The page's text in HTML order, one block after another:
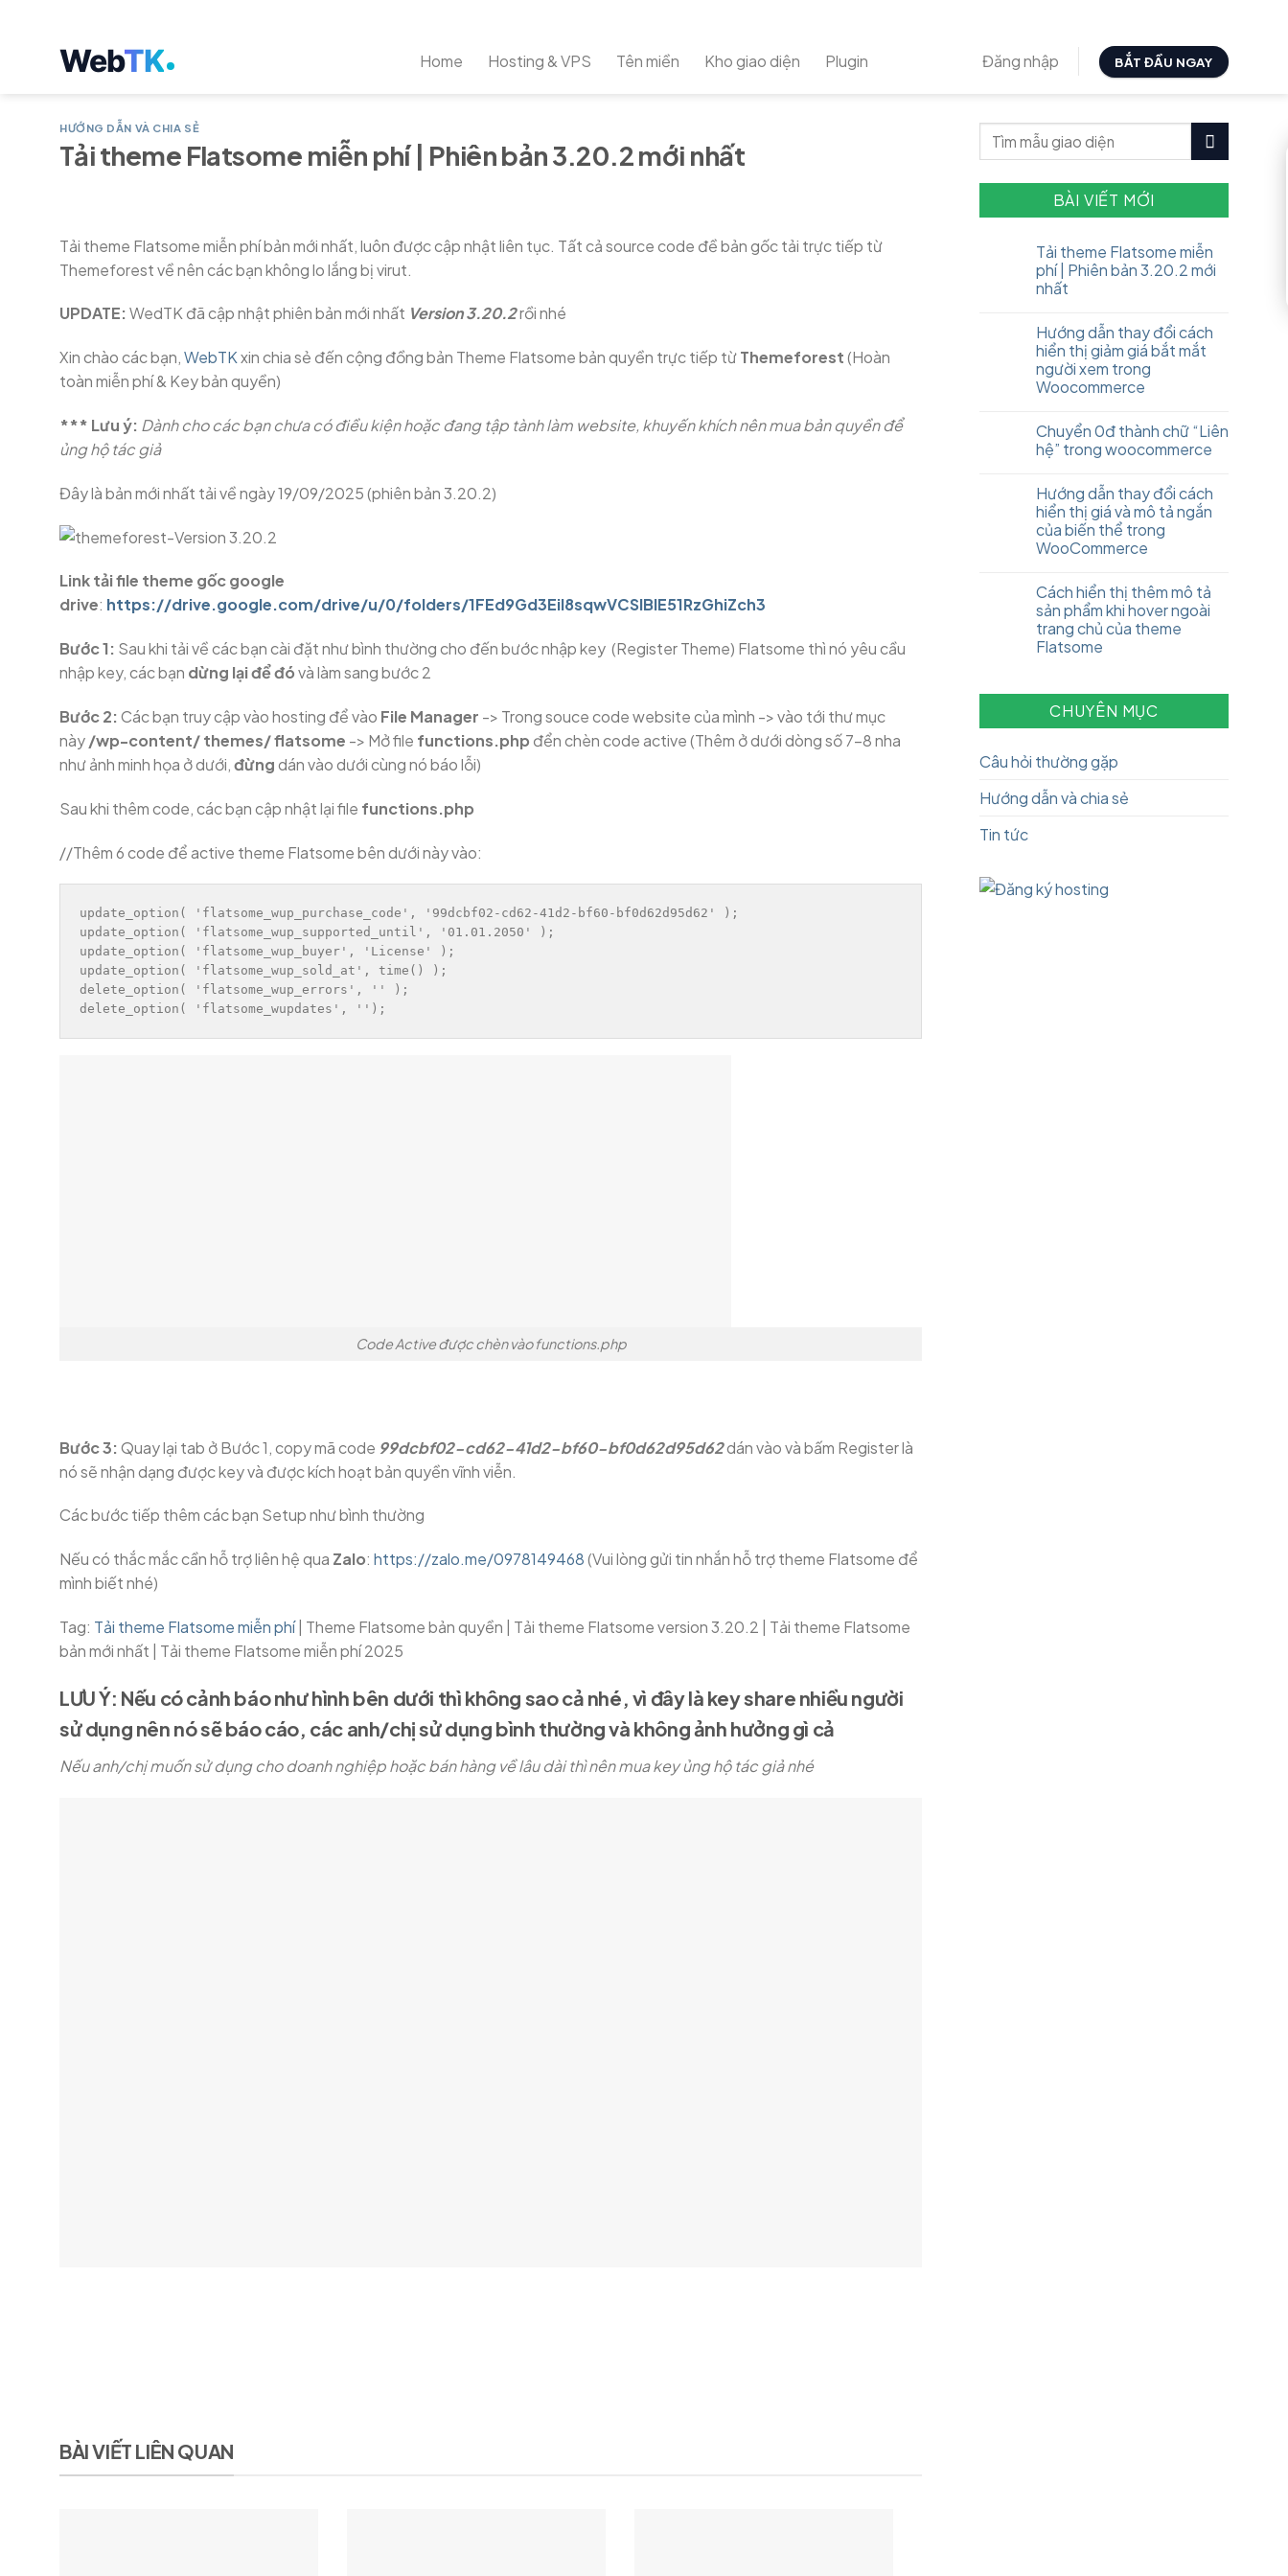
WebTK Home Hosting & VPS Tên miền Kho giao diện Plugin Đăng nhập BẮT ĐẦU NGAY
HƯỚNG DẪN VÀ CHIA SẺ
Tải theme Flatsome miễn phí | Phiên bản 3.20.2 mới nhất
Tải theme Flatsome miễn phí bản mới nhất, luôn được cập nhật liên tục. Tất cả source code đề bản gốc tải trực tiếp từ
Themeforest về nên các bạn không lo lắng bị virut.
UPDATE:WedTK đã cập nhật phiên bản mới nhất Version 3.20.2rồi nhé
Xin chào các bạn,WebTKxin chia sẻ đến cộng đồng bản Theme Flatsome bản quyền trực tiếp từThemeforest(Hoàn
toàn miễn phí & Key bản quyền)
*** Lưu ý: Dành cho các bạn chưa có điều kiện hoặc đang tập tành làm website, khuyến khích nên mua bản quyền để
ủng hộ tác giả
Đây là bản mới nhất tải về ngày 19/09/2025 (phiên bản 3.20.2)
Link tải file theme gốc google
drive: https://drive.google.com/drive/u/0/folders/1FEd9Gd3EiI8sqwVCSlBIE51RzGhiZch3
Bước 1: Sau khi tải về các bạn cài đặt như bình thường cho đến bước nhập key (Register Theme) Flatsome thì nó yêu cầu
nhập key, các bạn dừng lại để đóvà làm sang bước 2
Bước 2:Các bạn truy cập vào hosting để vào File Manager -> Trong souce code website của mình -> vào tới thư mục
này/wp-content/ themes/ flatsome -> Mở file functions.php đển chèn code active (Thêm ở dưới dòng số 7-8 nha
như ảnh minh họa ở dưới,đừngdán vào dưới cùng nó báo lỗi)
Sau khi thêm code, các bạn cập nhật lại file functions.php
//Thêm 6 code để active theme Flatsome bên dưới này vào:
update_option( 'flatsome_wup_purchase_code', '99dcbf02-cd62-41d2-bf60-bf0d62d95d62' );
update_option( 'flatsome_wup_supported_until', '01.01.2050' );
update_option( 'flatsome_wup_buyer', 'License' );
update_option( 'flatsome_wup_sold_at', time() );
delete_option( 'flatsome_wup_errors', '' );
delete_option( 'flatsome_wupdates', '');
Code Active được chèn vào functions.php
Bước 3:Quay lại tab ở Bước 1, copy mã code 99dcbf02-cd62-41d2-bf60-bf0d62d95d62dán vào và bấm Register là
nó sẽ nhận dạng được key và được kích hoạt bản quyền vĩnh viễn.
Các bước tiếp thêm các bạn Setup như bình thường
Nếu có thắc mắc cần hỗ trợ liên hệ qua Zalo: https://zalo.me/0978149468(Vui lòng gửi tin nhắn hỗ trợ theme Flatsome để
mình biết nhé)
Tag: Tải theme Flatsome miễn phí| Theme Flatsome bản quyền | Tải theme Flatsome version 3.20.2 | Tải theme Flatsome
bản mới nhất | Tải theme Flatsome miễn phí 2025
LƯU Ý: Nếu có cảnh báo như hình bên dưới thì không sao cả nhé, vì đây là key share nhiều người
sử dụng nên nó sẽ báo cáo, các anh/chị sử dụng bình thường và không ảnh hưởng gì cả
Nếu anh/chị muốn sử dụng cho doanh nghiệp hoặc bán hàng về lâu dài thì nên mua key ủng hộ tác giả nhé
BÀI VIẾT LIÊN QUAN
BÀI VIẾT MỚI
Tải theme Flatsome miễn
phí | Phiên bản 3.20.2 mới
nhất
Hướng dẫn thay đổi cách
hiển thị giảm giá bắt mắt
người xem trong
Woocommerce
Chuyển 0đ thành chữ “Liên
hệ” trong woocommerce
Hướng dẫn thay đổi cách
hiển thị giá và mô tả ngắn
của biến thể trong
WooCommerce
Cách hiển thị thêm mô tả
sản phẩm khi hover ngoài
trang chủ của theme
Flatsome
CHUYÊN MỤC
Câu hỏi thường gặp
Hướng dẫn và chia sẻ
Tin tức